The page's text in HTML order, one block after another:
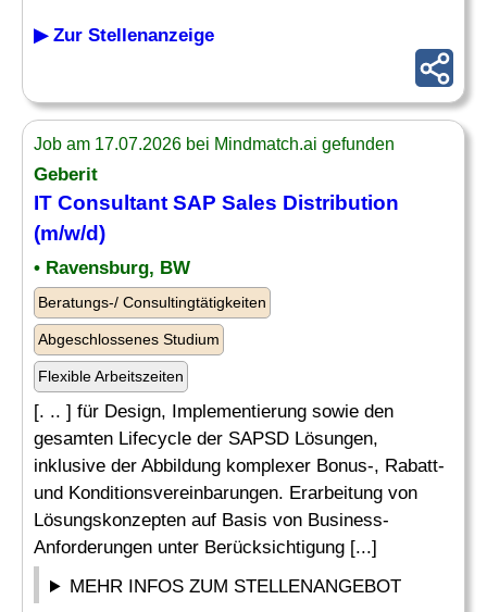
▶ Zur Stellenanzeige
Job am 17.07.2026 bei Mindmatch.ai gefunden
Geberit
IT Consultant SAP Sales Distribution
(m/w/d)
• Ravensburg, BW
Beratungs-/ Consultingtätigkeiten
Abgeschlossenes Studium
Flexible Arbeitszeiten
[. .. ] für Design, Implementierung sowie den
gesamten Lifecycle der SAPSD Lösungen,
inklusive der Abbildung komplexer Bonus-, Rabatt-
und Konditionsvereinbarungen. Erarbeitung von
Lösungskonzepten auf Basis von Business-
Anforderungen unter Berücksichtigung [...]
MEHR INFOS ZUM STELLENANGEBOT